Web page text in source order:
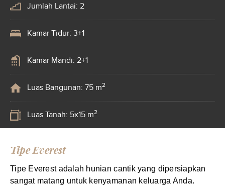
Jumlah Lantai: 2
Kamar Tidur: 3+1
Kamar Mandi: 2+1
Luas Bangunan: 75 m2
Luas Tanah: 5x15 m2
Tipe Everest
Tipe Everest adalah hunian cantik yang dipersiapkan
sangat matang untuk kenyamanan keluarga Anda.